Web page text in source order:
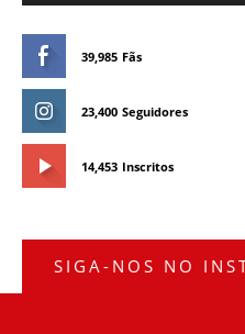
39,985 Fãs
23,400 Seguidores
14,453 Inscritos
SIGA-NOS NO